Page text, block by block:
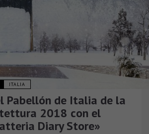
ITALIA
Pabellón de Italia de la
2018 con el
Diary Store»